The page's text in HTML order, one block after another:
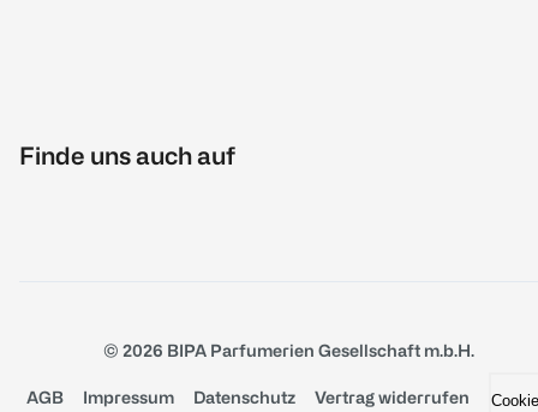
Finde uns auch auf
© 2026 BIPA Parfumerien Gesellschaft m.b.H.
AGB Impressum Datenschutz Vertrag widerrufen